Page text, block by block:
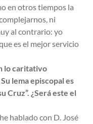
en otros tiempos la
ni
al contrario: yo
es el mejor servicio
lo caritativo
lema episcopal es
Cruz”. ¿Será este el
hablado con D. José